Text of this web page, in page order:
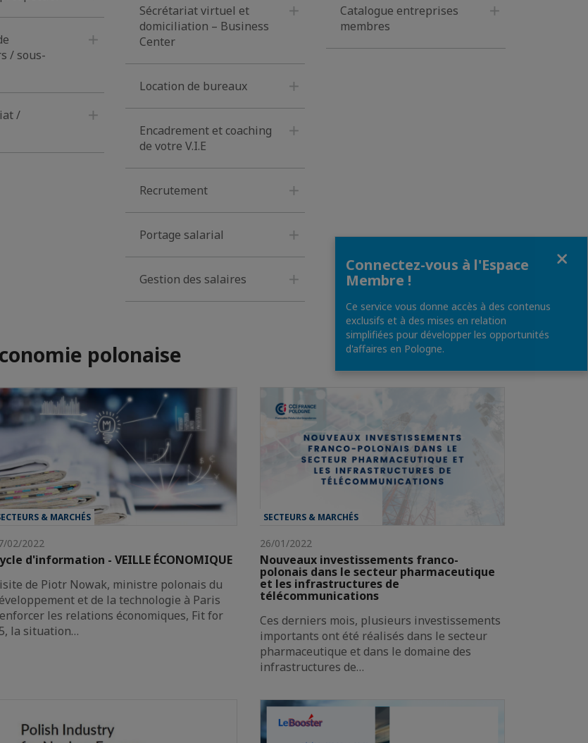
/ sous-
/
Sécrétariat virtuel et
domiciliation – Business
Center
Location de bureaux
Encadrement et coaching
de votre V.I.E
Recrutement
Portage salarial
Gestion des salaires
Catalogue entreprises
membres
polonaise
& MARCHÉS
02/2022
d'information - VEILLE ÉCONOMIQUE
de Piotr Nowak, ministre polonais du
et de la technologie à Paris
les relations économiques, Fit for
la situation…
SECTEURS & MARCHÉS
26/01/2022
Nouveaux investissements franco-
polonais dans le secteur pharmaceutique
et les infrastructures de
télécommunications
Ces derniers mois, plusieurs investissements
importants ont été réalisés dans le secteur
pharmaceutique et dans le domaine des
infrastructures de…
Connectez-vous à l'Espace
Membre !
Ce service vous donne accès à des contenus
exclusifs et à des mises en relation
simplifiées pour développer les opportunités
d'affaires en Pologne.